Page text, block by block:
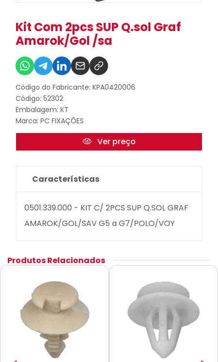
Kit Com 2pcs SUP Q.sol Graf
Amarok/Gol /sa
Código do Fabricante: KPA0420006
Código: 52302
Embalagem: KT
Marca: PC FIXAÇÕES
Ver preço
Características
0501.339.000 - KIT C/ 2PCS SUP Q.SOL GRAF
AMAROK/GOL/SAV G5 a G7/POLO/VOY
Produtos Relacionados